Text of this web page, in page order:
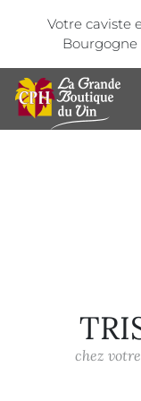
Votre caviste
Bourgogne
chez